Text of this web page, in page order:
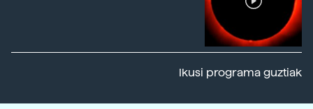
Ikusi programa guztiak